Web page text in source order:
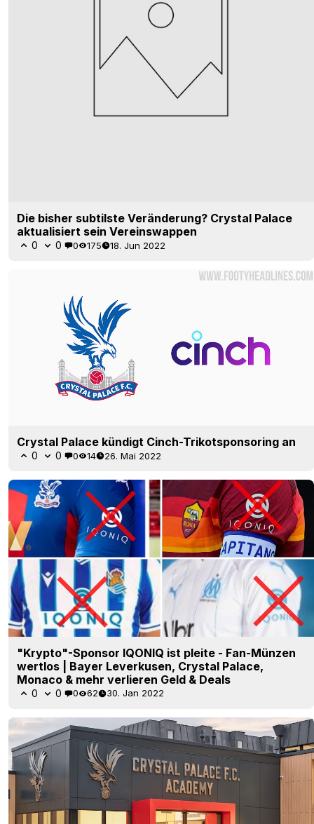
Die bisher subtilste Veränderung? Crystal Palace
aktualisiert sein Vereinswappen
0 0 0 175 18. Jun 2022
Crystal Palace kündigt Cinch-Trikotsponsoring an
0 0 0 14 26. Mai 2022
"Krypto"-Sponsor IQONIQ ist pleite - Fan-Münzen
wertlos | Bayer Leverkusen, Crystal Palace,
Monaco & mehr verlieren Geld & Deals
0 0 0 62 30. Jan 2022